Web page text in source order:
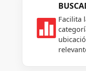
 Facilita